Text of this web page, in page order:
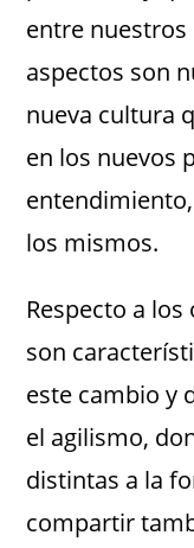
entre nuestros
aspectos son
nueva cultura
en los nuevos
los mismos.
Respecto a
son
este cambio y
el agilismo,
distintas a la
compartir